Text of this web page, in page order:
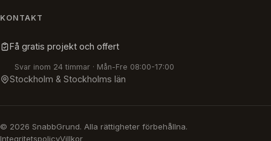
KONTAKT
Få gratis projekt och offert
Svar inom 24 timmar · Mån-Fre 08:00-17:00
Stockholm & Stockholms län
© 2026 SnabbGrund. Alla rättigheter förbehållna.
IntegritetspolicyVillkor